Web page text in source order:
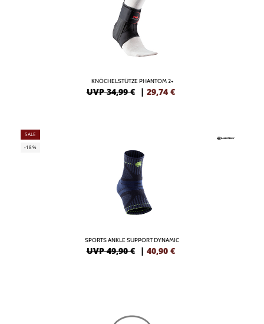
KNÖCHELSTÜTZE PHANTOM 2+
UVP 34,99 € | 29,74 €
SALE
-18%
SPORTS ANKLE SUPPORT DYNAMIC
UVP 49,90 € | 40,90 €